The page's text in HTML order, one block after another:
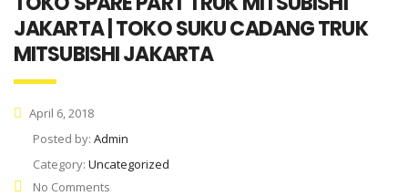
JAKARTA | TOKO SUKU CADANG TRUK
MITSUBISHI JAKARTA
April 6, 2018
Posted by: Admin
Category: Uncategorized
No Comments